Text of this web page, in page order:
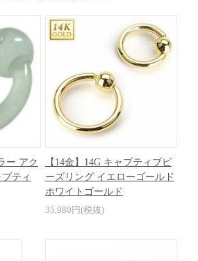
ー アク
ティ
【14金】14G キャプティブビ
ーズリング イエローゴールド
ホワイトゴールド
35,980円(税抜)